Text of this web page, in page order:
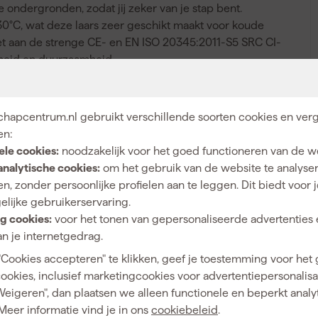
gebruikt verschillende soorten cookies en
cookies: noodzakelijk voor het goed functioneren van de
cookies: om het gebruik van de website te
zonder persoonlijke profielen aan te leggen. Dit biedt voor
gebruikerservaring.
cookies: voor het tonen van gepersonaliseerde advertenties
je internetgedrag.
accepteren" te klikken, geef je toestemming voor het
inclusief marketingcookies voor
dan plaatsen we alleen functionele en beperkt
informatie vind je in ons cookiebeleid.
zodat jij zeker van je stap bent.
wat deze laars zeer geschikt maakt voor koude
de strenge CE- en EN ISO 20345:2011-S5 SRC CI-
en duurzaamheid.
Polyurethaan
Hoog